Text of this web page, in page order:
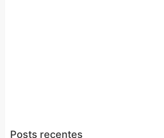
Posts recentes